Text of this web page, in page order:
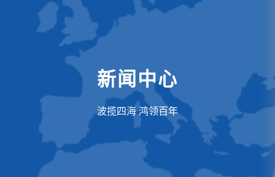
新闻中心
波揽四海 鸿领百年